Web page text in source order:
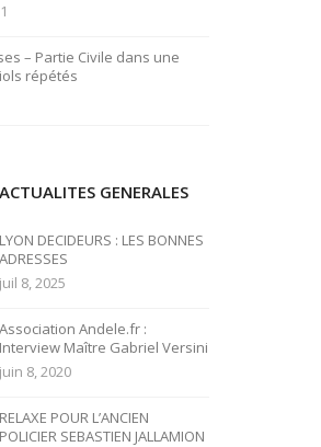
– Partie Civile dans une
répétés
GENERALES
LYON DECIDEURS : LES BONNES
ADRESSES
juil 8, 2025
Association Andele.fr :
Interview Maître Gabriel Versini
juin 8, 2020
RELAXE POUR L’ANCIEN
POLICIER SEBASTIEN JALLAMION